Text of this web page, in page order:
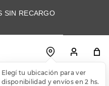
SIN RECARGO
Elegí tu ubicación para ver
disponibilidad y envíos en 2 hs.